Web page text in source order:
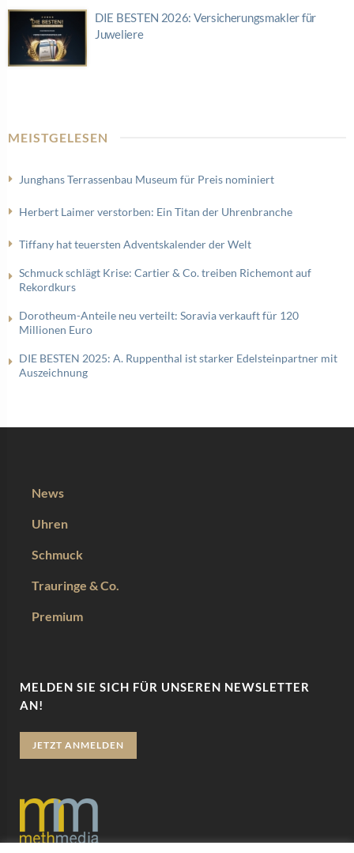
DIE BESTEN 2026: Versicherungsmakler für
Juweliere
MEISTGELESEN
Junghans Terrassenbau Museum für Preis nominiert
Herbert Laimer verstorben: Ein Titan der Uhrenbranche
Tiffany hat teuersten Adventskalender der Welt
Schmuck schlägt Krise: Cartier & Co. treiben Richemont auf
Rekordkurs
Dorotheum-Anteile neu verteilt: Soravia verkauft für 120
Millionen Euro
DIE BESTEN 2025: A. Ruppenthal ist starker Edelsteinpartner mit
Auszeichnung
News
Uhren
Schmuck
Trauringe & Co.
Premium
MELDEN SIE SICH FÜR UNSEREN NEWSLETTER
AN!
JETZT ANMELDEN